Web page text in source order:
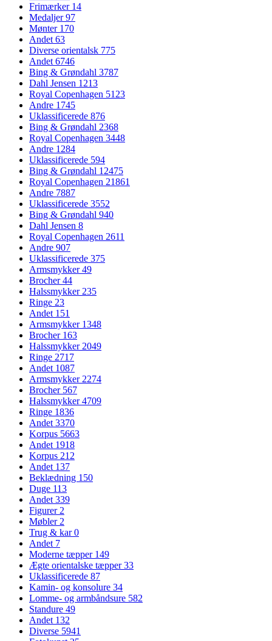
Frimærker 14
Medaljer97
Mønter 170
Andet 63
Diverse orientalsk 775
Andet 6746
Bing & Grøndahl 3787
Dahl Jensen 1213
Royal Copenhagen 5123
Andre 1745
Uklassificerede 876
Bing & Grøndahl 2368
Royal Copenhagen 3448
Andre 1284
Uklassificerede 594
Bing & Grøndahl 12475
Royal Copenhagen 21861
Andre 7887
Uklassificerede 3552
Bing & Grøndahl 940
Dahl Jensen 8
Royal Copenhagen 2611
Andre 907
Uklassificerede 375
Armsmykker49
Brocher44
Halssmykker 235
Ringe 23
Andet 151
Armsmykker 1348
Brocher 163
Halssmykker 2049
Ringe 2717
Andet 1087
Armsmykker 2274
Brocher 567
Halssmykker4709
Ringe 1836
Andet 3370
Korpus 5663
Andet 1918
Korpus 212
Andet 137
Beklædning 150
Duge 113
Andet 339
Figurer 2
Møbler 2
Trug & kar0
Andet 7
Moderne tæpper 149
Ægte orientalske tæpper33
Uklassificerede 87
Kamin- og konsolure 34
Lomme- og armbåndsure 582
Standure 49
Andet 132
Diverse 5941